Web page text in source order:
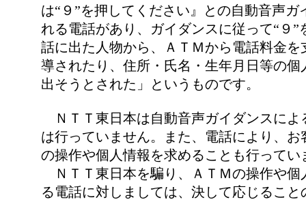
は“９”を押してください』との自動音声ガ
れる電話があり、ガイダンスに従って“９”
話に出た人物から、ＡＴＭから電話料金を
導されたり、住所・氏名・生年月日等の個
出そうとされた」というものです。
ＮＴＴ東日本は自動音声ガイダンスによ
は行っていません。また、電話により、お
の操作や個人情報を求めることも行ってい
ＮＴＴ東日本を騙り、ＡＴＭの操作や個
る電話に対しましては、決して応じること